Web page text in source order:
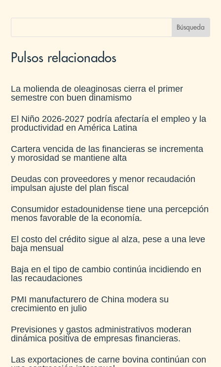
Pulsos relacionados
La molienda de oleaginosas cierra el primer
semestre con buen dinamismo​
El Niño 2026-2027 podría afectaría el empleo y la
productividad en América Latina​
Cartera vencida de las financieras se incrementa
y morosidad se mantiene alta​
Deudas con proveedores y menor recaudación
impulsan ajuste del plan fiscal​
Consumidor estadounidense tiene una percepción
menos favorable de la economía​.
El costo del crédito sigue al alza, pese a una leve
baja mensual​
Baja en el tipo de cambio continúa incidiendo en
las recaudaciones​
PMI manufacturero de China modera su
crecimiento en julio​
Previsiones y gastos administrativos moderan
dinámica positiva de empresas financieras​.
Las exportaciones de carne bovina continúan con